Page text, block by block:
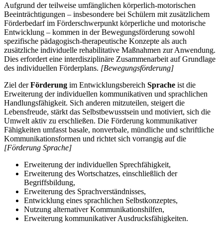
Aufgrund der teilweise umfänglichen körperlich-motorischen
Beeinträchtigungen – insbesondere bei Schülern mit zusätzlichem
Förderbedarf im Förderschwerpunkt körperliche und motorische
Entwicklung – kommen in der Bewegungsförderung sowohl
spezifische pädagogisch-therapeutische Konzepte als auch
zusätzliche individuelle rehabilitative Maßnahmen zur Anwendung.
Dies erfordert eine interdisziplinäre Zusammenarbeit auf Grundlage
des individuellen Förderplans. [Bewegungsförderung]
Ziel derFörderung im Entwicklungsbereich Sprache ist die
Erweiterung der individuellen kommunikativen und sprachlichen
Handlungsfähigkeit. Sich anderen mitzuteilen, steigert die
Lebensfreude, stärkt das Selbstbewusstsein und motiviert, sich die
Umwelt aktiv zu erschließen. Die Förderung kommunikativer
Fähigkeiten umfasst basale, nonverbale, mündliche und schriftliche
Kommunikationsformen und richtet sich vorrangig auf die
[Förderung Sprache]
Erweiterung der individuellen Sprechfähigkeit,
Erweiterung des Wortschatzes, einschließlich der
Begriffsbildung,
Erweiterung des Sprachverständnisses,
Entwicklung eines sprachlichen Selbstkonzeptes,
Nutzung alternativer Kommunikationshilfen,
Erweiterung kommunikativer Ausdrucksfähigkeiten.